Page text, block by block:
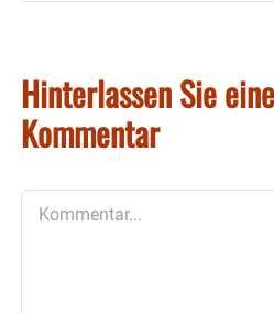
Hinterlassen Sie
Kommentar